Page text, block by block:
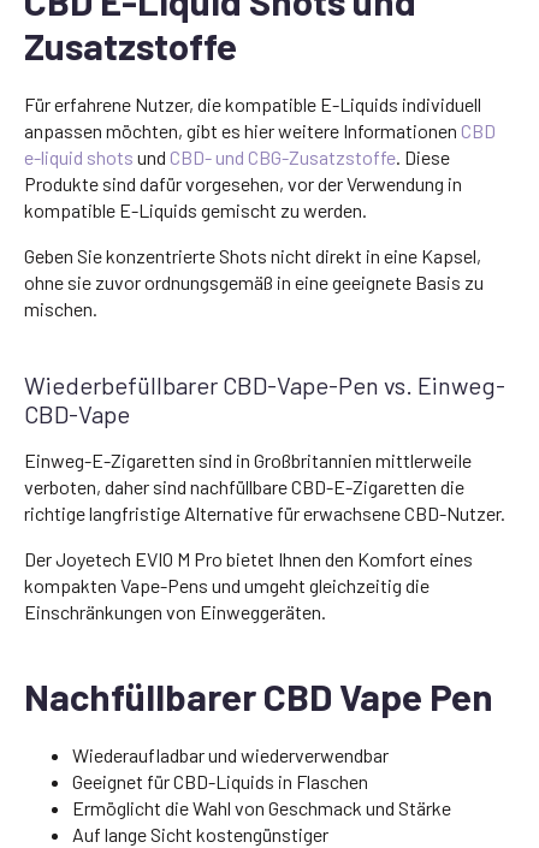
Zusatzstoffe
Für erfahrene Nutzer, die kompatible E-Liquids individuell
anpassen möchten, gibt es hier weitere Informationen CBD
e-liquid shots und CBD- und CBG-Zusatzstoffe. Diese
Produkte sind dafür vorgesehen, vor der Verwendung in
kompatible E-Liquids gemischt zu werden.
Geben Sie konzentrierte Shots nicht direkt in eine Kapsel,
ohne sie zuvor ordnungsgemäß in eine geeignete Basis zu
mischen.
Wiederbefüllbarer CBD-Vape-Pen vs. Einweg-
CBD-Vape
Einweg-E-Zigaretten sind in Großbritannien mittlerweile
verboten, daher sind nachfüllbare CBD-E-Zigaretten die
richtige langfristige Alternative für erwachsene CBD-Nutzer.
Der Joyetech EVIO M Pro bietet Ihnen den Komfort eines
kompakten Vape-Pens und umgeht gleichzeitig die
Einschränkungen von Einweggeräten.
Nachfüllbarer CBD Vape Pen
Wiederaufladbar und wiederverwendbar
Geeignet für CBD-Liquids in Flaschen
Ermöglicht die Wahl von Geschmack und Stärke
Auf lange Sicht kostengünstiger